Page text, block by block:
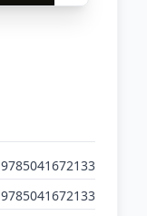
9785041672133
9785041672133